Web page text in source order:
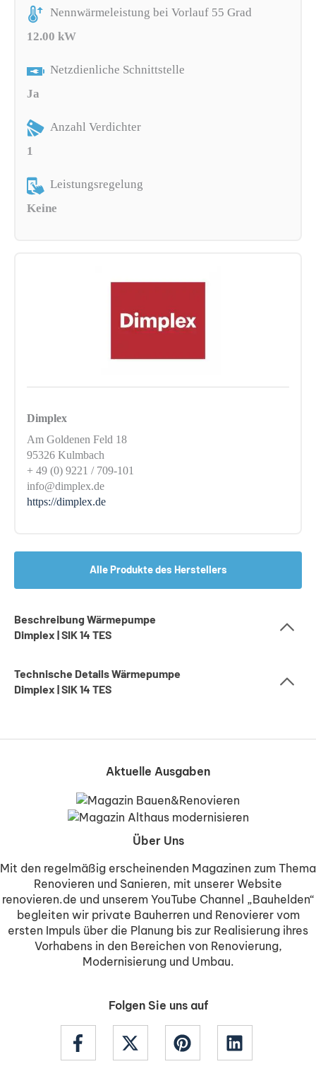
Nennwärmeleistung bei Vorlauf 55 Grad
12.00 kW
Netzdienliche Schnittstelle
Ja
Anzahl Verdichter
1
Leistungsregelung
Keine
Dimplex
Am Goldenen Feld 18
95326 Kulmbach
+ 49 (0) 9221 / 709-101
info@dimplex.de
https://dimplex.de
Alle Produkte des Herstellers
Beschreibung Wärmepumpe
Dimplex | SIK 14 TES
Technische Details Wärmepumpe
Dimplex | SIK 14 TES
Aktuelle Ausgaben
Über Uns
Mit den regelmäßig erscheinenden Magazinen zum Thema
Renovieren und Sanieren, mit unserer Website
renovieren.de und unserem YouTube Channel „Bauhelden“
begleiten wir private Bauherren und Renovierer vom
ersten Impuls über die Planung bis zur Realisierung ihres
Vorhabens in den Bereichen von Renovierung,
Modernisierung und Umbau.
Folgen Sie uns auf